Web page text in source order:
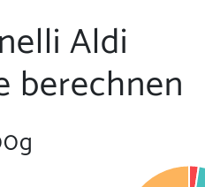
Aldi
berechnen